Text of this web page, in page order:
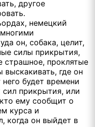
другое
немецкий
он, собака, целит,
силы прикрытия,
страшное, проклятые
где он
будет времени
сил прикрытия, или
ему сообщит о
курса и
когда он выйдет в